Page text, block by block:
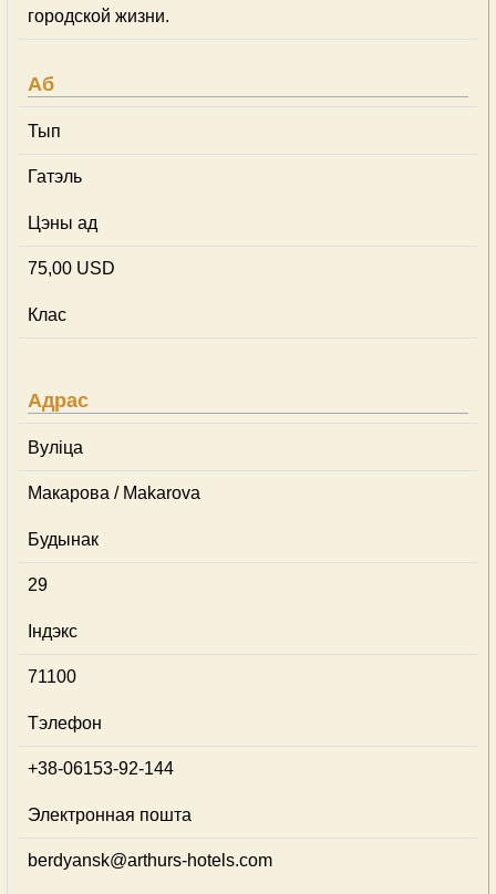
городской жизни.
Аб
Тып
Гатэль
Цэны ад
75,00 USD
Клас
Адрас
Вуліца
Макарова / Makarova
Будынак
29
Індэкс
71100
Тэлефон
+38-06153-92-144
Электронная пошта
berdyansk@arthurs-hotels.com